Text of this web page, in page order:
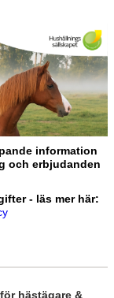
information
och erbjudanden
- läs mer här:
hästägare &